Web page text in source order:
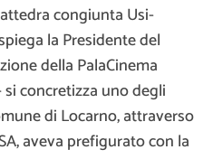
congiunta Usi-
la Presidente del
della PalaCinema
si concretizza uno degli
di Locarno, attraverso
aveva prefigurato con la